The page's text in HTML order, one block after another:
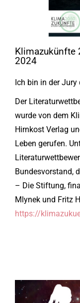
Klimazukünfte
2024
Ich bin in der Jury
Der
wurde von dem
Hirnkost Verlag
Leben gerufen.
Bundesvorstand,
– Die Stiftung,
Mlynek und Fritz
https://